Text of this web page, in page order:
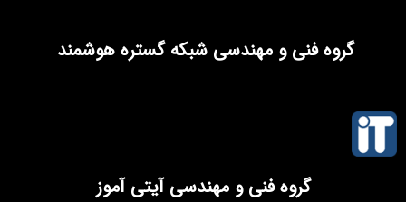
گروه فنی و مهندسی شبکه گستره هوشمند
گروه فنی و مهندسی آیتی آموز